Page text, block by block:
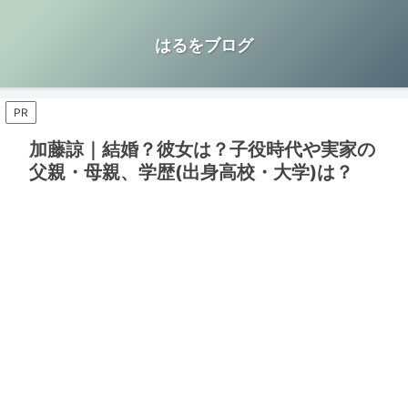
はるをブログ
PR
加藤諒｜結婚？彼女は？子役時代や実家の
父親・母親、学歴(出身高校・大学)は？